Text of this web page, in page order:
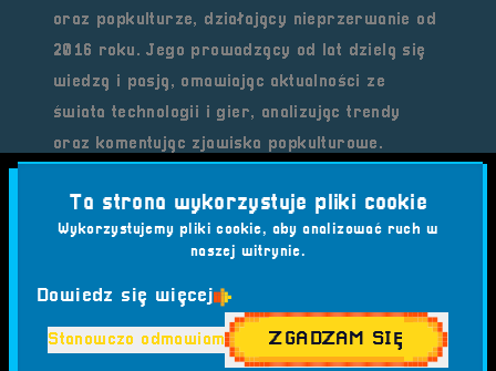
oraz popkulturze, działający nieprzerwanie od
2016 roku. Jego prowadzący od lat dzielą się
wiedzą i pasją, omawiając aktualności ze
świata technologii i gier, analizując trendy
oraz komentując zjawiska popkulturowe.
Temat tegorocznej prelekcji dotyka jednego z
najciekawszych zjawisk w branży gier. Rimejki
klasyków i przeniesienie ich do nowych
technologii, ale jednocześnie rodzą pytania o
sens i kierunki rozwoju gamingu. Czy to jedynie
Ta strona wykorzystuje pliki cookie
Wykorzystujemy pliki cookie, aby analizować ruch w
naszej witrynie.
Dowiedz się więcej
Stanowczo odmawiam ZGADZAM SIĘ